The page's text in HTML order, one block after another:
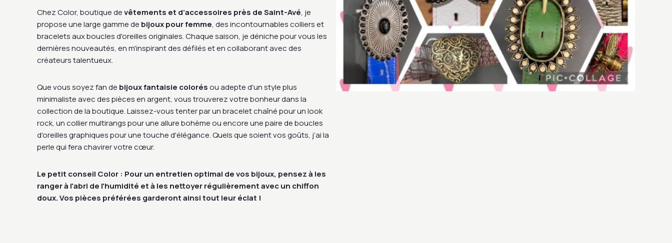
Chez Color, boutique devêtements et d’accessoires près de Saint-Avé, je
propose une large gamme de bijoux pour femme, des incontournables colliers et
bracelets aux boucles d'oreilles originales. Chaque saison, je déniche pour vous les
dernières nouveautés, en m'inspirant des défilés et en collaborant avec des
créateurs talentueux.
Que vous soyez fan de bijoux fantaisie colorésou adepte d'un style plus
minimaliste avec des pièces en argent, vous trouverez votre bonheur dans la
collection de la boutique. Laissez-vous tenter par un bracelet chaîné pour un look
rock, un collier multirangs pour une allure bohème ou encore une paire de boucles
d'oreilles graphiques pour une touche d'élégance. Quels que soient vos goûts, j’ai la
perle qui fera chavirer votre cœur.
Le petit conseil Color : Pour un entretien optimal de vos bijoux, pensez à les
ranger à l'abri de l'humidité et à les nettoyer régulièrement avec un chiffon
doux. Vos pièces préférées garderont ainsi tout leur éclat !